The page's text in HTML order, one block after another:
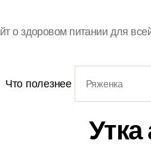
о здоровом питании для
Что полезнее